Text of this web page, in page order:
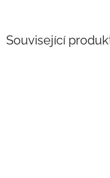
Související